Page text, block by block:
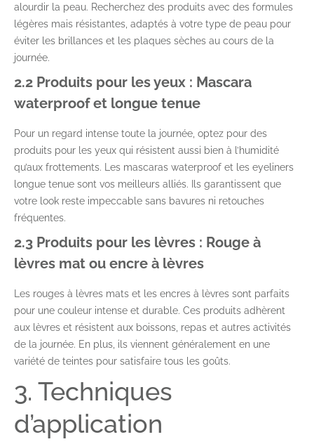
alourdir la peau. Recherchez des produits avec des formules
légères mais résistantes, adaptés à votre type de peau pour
éviter les brillances et les plaques sèches au cours de la
journée.
2.2 Produits pour les yeux : Mascara
waterproof et longue tenue
Pour un regard intense toute la journée, optez pour des
produits pour les yeux qui résistent aussi bien à l’humidité
qu’aux frottements. Les mascaras waterproof et les eyeliners
longue tenue sont vos meilleurs alliés. Ils garantissent que
votre look reste impeccable sans bavures ni retouches
fréquentes.
2.3 Produits pour les lèvres : Rouge à
lèvres mat ou encre à lèvres
Les rouges à lèvres mats et les encres à lèvres sont parfaits
pour une couleur intense et durable. Ces produits adhèrent
aux lèvres et résistent aux boissons, repas et autres activités
de la journée. En plus, ils viennent généralement en une
variété de teintes pour satisfaire tous les goûts.
3. Techniques
d’application